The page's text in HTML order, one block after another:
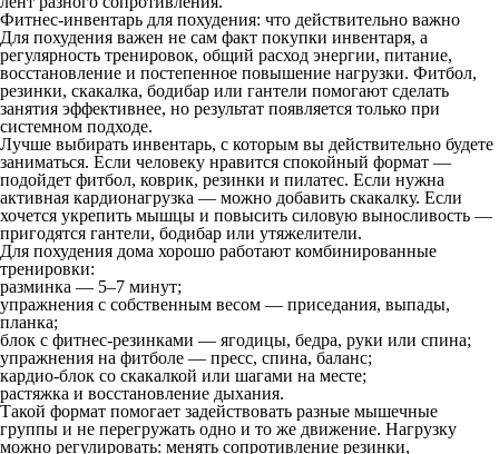
Фитнес-инвентарь для похудения: что действительно важно
Для похудения важен не сам факт покупки инвентаря, а
регулярность тренировок, общий расход энергии, питание,
восстановление и постепенное повышение нагрузки. Фитбол,
резинки, скакалка, бодибар или гантели помогают сделать
занятия эффективнее, но результат появляется только при
системном подходе.
Лучше выбирать инвентарь, с которым вы действительно будете
заниматься. Если человеку нравится спокойный формат —
подойдет фитбол, коврик, резинки и пилатес. Если нужна
активная кардионагрузка — можно добавить скакалку. Если
хочется укрепить мышцы и повысить силовую выносливость —
пригодятся гантели, бодибар или утяжелители.
Для похудения дома хорошо работают комбинированные
тренировки:
разминка — 5–7 минут;
упражнения с собственным весом — приседания, выпады,
планка;
блок с фитнес-резинками — ягодицы, бедра, руки или спина;
упражнения на фитболе — пресс, спина, баланс;
кардио-блок со скакалкой или шагами на месте;
растяжка и восстановление дыхания.
Такой формат помогает задействовать разные мышечные
группы и не перегружать одно и то же движение. Нагрузку
можно регулировать: менять сопротивление резинки,